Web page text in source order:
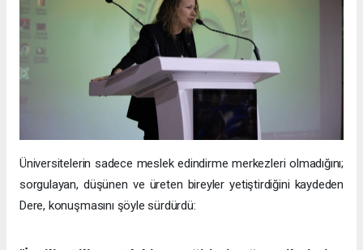
Üniversitelerin sadece meslek edindirme merkezleri olmadığını;
sorgulayan, düşünen ve üreten bireyler yetiştirdiğini kaydeden
Dere, konuşmasını şöyle sürdürdü: